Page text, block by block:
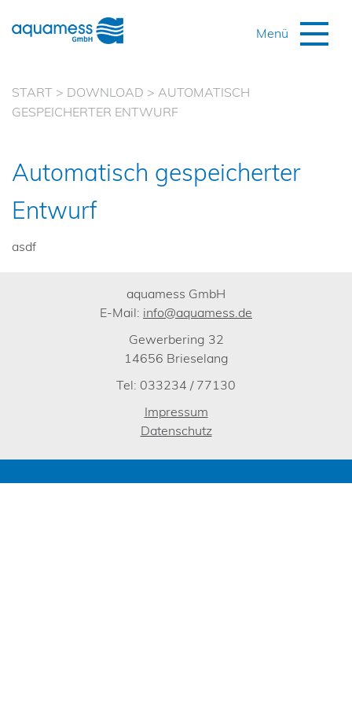
START > DOWNLOAD > AUTOMATISCH
GESPEICHERTER ENTWURF
Automatisch gespeicherter
Entwurf
asdf
aquamess GmbH
E-Mail: info@aquamess.de
Gewerbering 32
14656 Brieselang
Tel: 033234 / 77130
Impressum
Datenschutz